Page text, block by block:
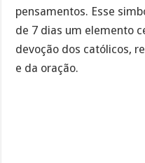
pensamentos. Esse
de 7 dias um elemento
devoção dos católicos,
e da oração.